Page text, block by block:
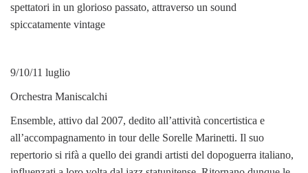
spettatori in un glorioso passato, attraverso un sound
spiccatamente vintage
9/10/11 luglio
Orchestra Maniscalchi
Ensemble, attivo dal 2007, dedito all’attività concertistica e
all’accompagnamento in tour delle Sorelle Marinetti. Il suo
repertorio si rifà a quello dei grandi artisti del dopoguerra italiano,